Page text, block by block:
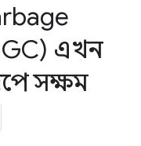
GC) এখন
সক্ষম